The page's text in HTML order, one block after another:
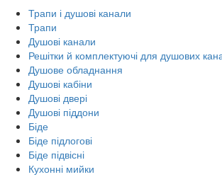
Трапи і душові канали
Трапи
Душові канали
Решітки й комплектуючі для душових
Душове обладнання
Душові кабіни
Душові двері
Душові піддони
Біде
Біде підлогові
Біде підвісні
Кухонні мийки